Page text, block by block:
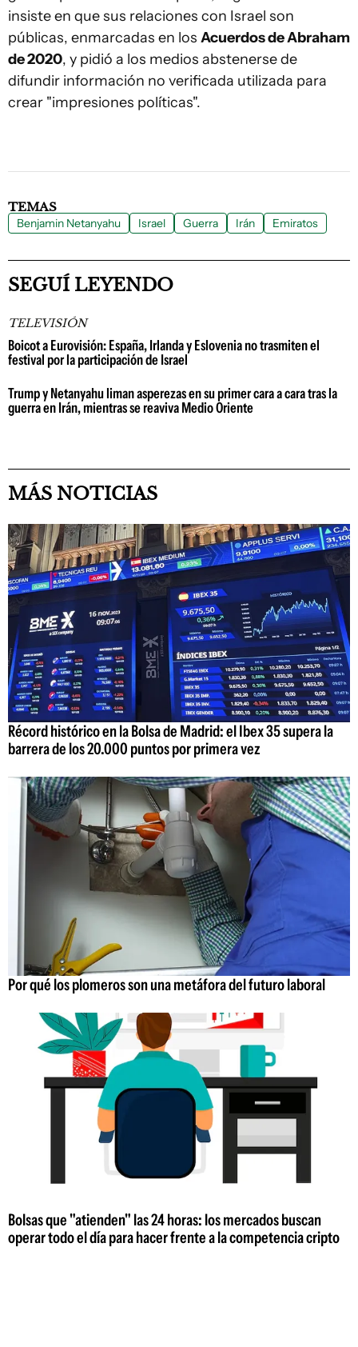
insiste en que sus relaciones con Israel son
públicas, enmarcadas en los Acuerdos de Abraham
de 2020, y pidió a los medios abstenerse de
difundir información no verificada utilizada para
crear "impresiones políticas".
TEMAS
Benjamin Netanyahu Israel Guerra Irán Emiratos
SEGUÍ LEYENDO
TELEVISIÓN
Boicot a Eurovisión: España, Irlanda y Eslovenia no trasmiten el
festival por la participación de Israel
Trump y Netanyahu liman asperezas en su primer cara a cara tras la
guerra en Irán, mientras se reaviva Medio Oriente
MÁS NOTICIAS
Récord histórico en la Bolsa de Madrid: el Ibex 35 supera la
barrera de los 20.000 puntos por primera vez
Por qué los plomeros son una metáfora del futuro laboral
Bolsas que "atienden" las 24 horas: los mercados buscan
operar todo el día para hacer frente a la competencia cripto